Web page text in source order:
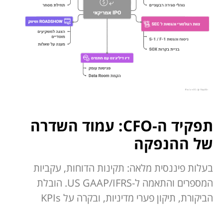
תפקיד ה-CFO: עמוד השדרה
של ההנפקה
בעלות פיננסית מלאה: תקינות הדוחות, עקביות
המספרים והתאמה ל-US GAAP/IFRS. הובלת
הביקורת, תיקון פערי מדיניות, ובקרה על KPIs